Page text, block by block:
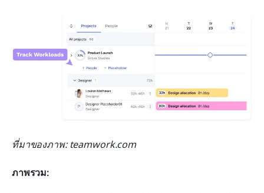
ที่มาของภาพ: teamwork.com
ภาพรวม: